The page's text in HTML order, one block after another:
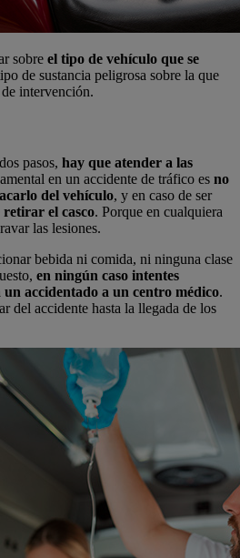
sobre el tipo de vehículo que se
de sustancia peligrosa sobre la que
intervención.
pasos, hay que atender a las
en un accidente de tráfico es no
del vehículo, y en caso de ser
retirar el casco. Porque en cualquiera
las lesiones.
bebida ni comida, ni ninguna clase
en ningún caso intentes
accidentado a un centro médico.
del accidente hasta la llegada de los